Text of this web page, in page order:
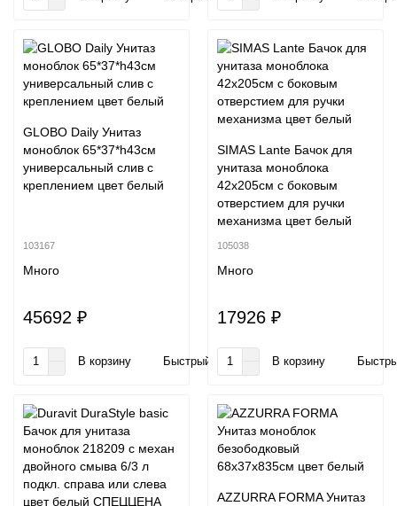
GLOBO Daily Унитаз
моноблок 65*37*h43см
универсальный слив с
креплением цвет белый
103167
Много
45692 ₽
В корзину Быстрый заказ
SIMAS Lante Бачок для
унитаза моноблока
42х205см с боковым
отверстием для ручки
механизма цвет белый
105038
Много
17926 ₽
В корзину
AZZURRA FORMA Унитаз